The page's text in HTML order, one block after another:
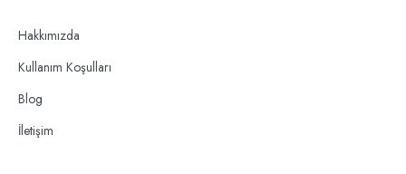
Hakkımızda
Kullanım Koşulları
Blog
İletişim